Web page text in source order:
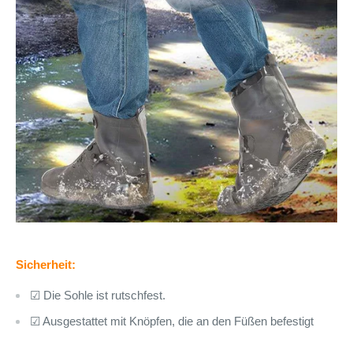
Sicherheit:
☑ Die Sohle ist rutschfest.
☑ Ausgestattet mit Knöpfen, die an den Füßen befestigt